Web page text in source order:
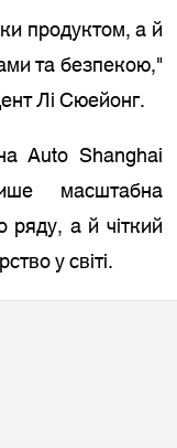
продуктом, а й
та безпекою,"
Лі Сюейонг.
Auto Shanghai
масштабна
ряду, а й чіткий
у світі.